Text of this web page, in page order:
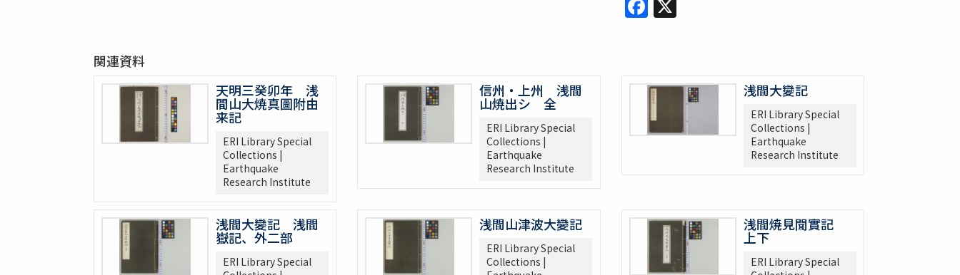
関連資料
天明三癸卯年 浅
間山大焼真圖附由
来記
ERI Library Special
Collections |
Earthquake
Research Institute
信州・上州 浅間
山焼出シ 全
ERI Library Special
Collections |
Earthquake
Research Institute
浅間大變記
ERI Library Special
Collections |
Earthquake
Research Institute
浅間大變記 浅間
嶽記、外二部
ERI Library Special
浅間山津波大變記
ERI Library Special
Collections |
浅間焼見聞實記
上下
ERI Library Special